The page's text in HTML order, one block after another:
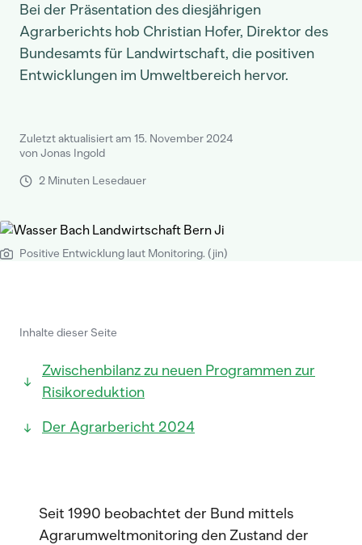
Bei der Präsentation des diesjährigen
Agrarberichts hob Christian Hofer, Direktor des
Bundesamts für Landwirtschaft, die positiven
Entwicklungen im Umweltbereich hervor.
Zuletzt aktualisiert am 15. November 2024
von Jonas Ingold
2 Minuten Lesedauer
Positive Entwicklung laut Monitoring. (jin)
Inhalte dieser Seite
Zwischenbilanz zu neuen Programmen zur
Risikoreduktion
Der Agrarbericht 2024
Seit 1990 beobachtet der Bund mittels
Agrarumweltmonitoring den Zustand der